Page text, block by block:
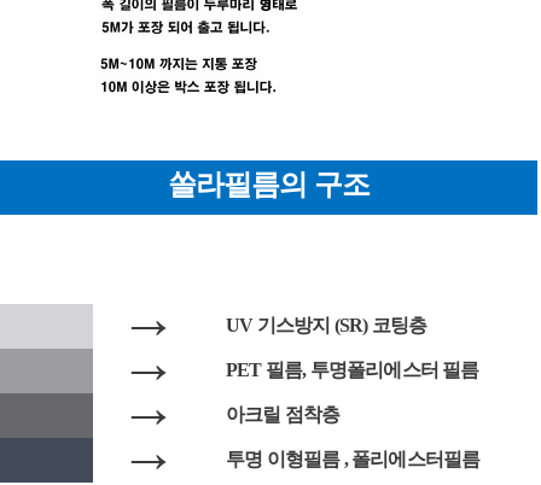
쏠라필름의 구조
→ UV 기스방지 (SR) 코팅층
→ PET 필름, 투명폴리에스터 필름
→ 아크릴 점착층
→ 투명 이형필름 , 폴리에스터필름